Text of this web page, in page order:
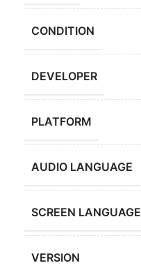
CONDITION
DEVELOPER
PLATFORM
AUDIO LANGUAGE
SCREEN LANGUAGE
VERSION